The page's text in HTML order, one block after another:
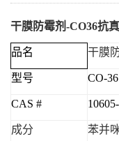
干膜防霉剂-CO36抗
品名 干膜
型号 CO-36
CAS #
成分 苯并